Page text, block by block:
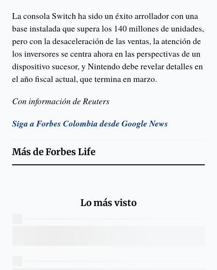
La consola Switch ha sido un éxito arrollador con una
base instalada que supera los 140 millones de unidades,
pero con la desaceleración de las ventas, la atención de
los inversores se centra ahora en las perspectivas de un
dispositivo sucesor, y Nintendo debe revelar detalles en
el año fiscal actual, que termina en marzo.
Con información de Reuters
Siga a Forbes Colombia desde Google News
Más deForbes Life
Lo más visto